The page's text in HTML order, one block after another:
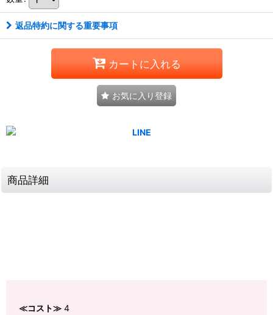
返品特約に関する重要事項
カートに入れる
お気に入り登録
商品詳細
≪コスト≫ 4